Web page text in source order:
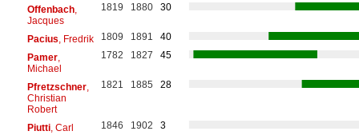
Offenbach,
Jacques
1819 1880 30
Pacius , Fredrik 1809 1891
40
Pamer,
Michael
1782 1827 45
Pfretzschner,
Christian
Robert
1821 1885 28
Piutti, Carl 1846 1902
3